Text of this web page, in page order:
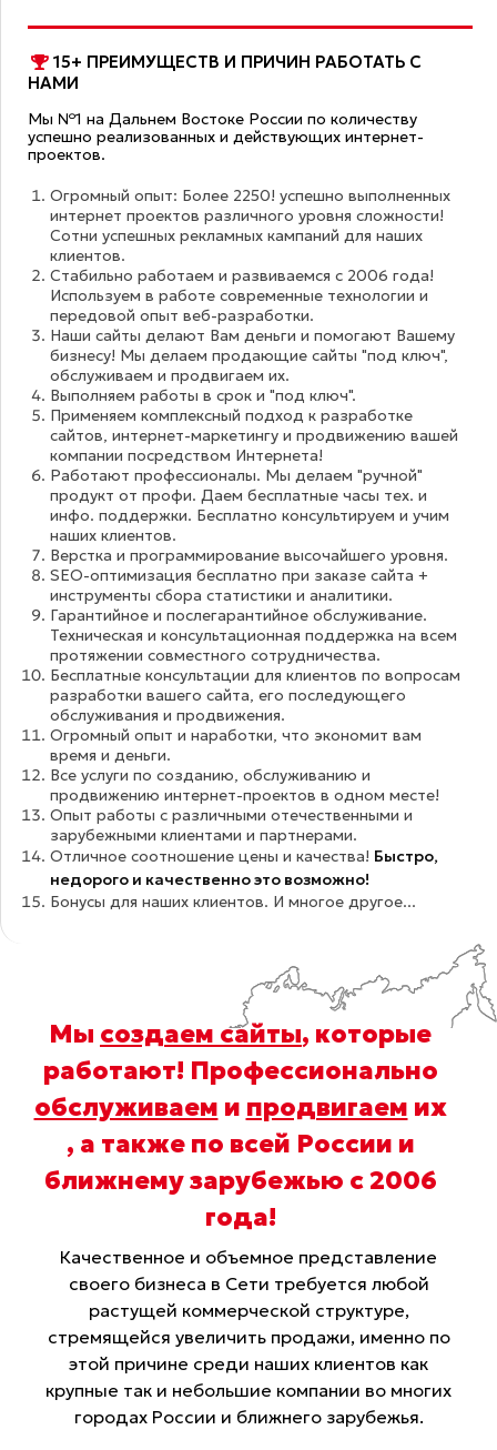
15+ ПРЕИМУЩЕСТВ И ПРИЧИН РАБОТАТЬ С
НАМИ
Мы №1 на Дальнем Востоке России по количеству
успешно реализованных и действующих интернет-
проектов.
Огромный опыт: Более 2250! успешно выполненных
интернет проектов различного уровня сложности!
Сотни успешных рекламных кампаний для наших
клиентов.
Стабильно работаем и развиваемся с 2006 года!
Используем в работе современные технологии и
передовой опыт веб-разработки.
Наши сайты делают Вам деньги и помогают Вашему
бизнесу! Мы делаем продающие сайты "под ключ",
обслуживаем и продвигаем их.
Выполняем работы в срок и "под ключ".
Применяем комплексный подход к разработке
сайтов, интернет-маркетингу и продвижению вашей
компании посредством Интернета!
Работают профессионалы. Мы делаем "ручной"
продукт от профи. Даем бесплатные часы тех. и
инфо. поддержки. Бесплатно консультируем и учим
наших клиентов.
Верстка и программирование высочайшего уровня.
SEO-оптимизация бесплатно при заказе сайта +
инструменты сбора статистики и аналитики.
Гарантийное и послегарантийное обслуживание.
Техническая и консультационная поддержка на всем
протяжении совместного сотрудничества.
Бесплатные консультации для клиентов по вопросам
разработки вашего сайта, его последующего
обслуживания и продвижения.
Огромный опыт и наработки, что экономит вам
время и деньги.
Все услуги по созданию, обслуживанию и
продвижению интернет-проектов в одном месте!
Опыт работы с различными отечественными и
зарубежными клиентами и партнерами.
Отличное соотношение цены и качества! Быстро,
недорого и качественно это возможно!
Бонусы для наших клиентов. И многое другое...
Мы создаем сайты, которые
работают! Профессионально
обслуживаем и продвигаем их
, а также по всей России и
ближнему зарубежью с 2006
года!
Качественное и объемное представление
своего бизнеса в Сети требуется любой
растущей коммерческой структуре,
стремящейся увеличить продажи, именно по
этой причине среди наших клиентов как
крупные так и небольшие компании во многих
городах России и ближнего зарубежья.